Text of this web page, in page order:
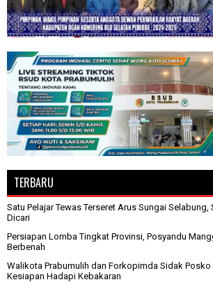
TERBARU
Satu Pelajar Tewas Terseret Arus Sungai Selabung,
Dicari
Persiapan Lomba Tingkat Provinsi, Posyandu
Berbenah
Walikota Prabumulih dan Forkopimda Sidak Posko
Kesiapan Hadapi Kebakaran